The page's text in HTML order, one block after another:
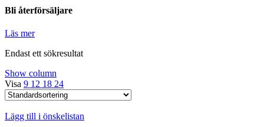
Bli återförsäljare
Läs mer
Endast ett sökresultat
Show column
Visa 9 12 18 24
Lägg till i önskelistan